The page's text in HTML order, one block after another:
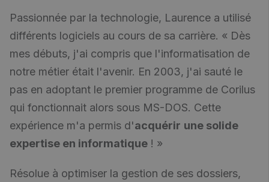
Passionnée par la technologie, Laurence a utilisé
différents logiciels au cours de sa carrière. « Dès
mes débuts, j'ai compris que l'informatisation de
notre métier était l'avenir. En 2003, j'ai sauté le
pas en adoptant le premier programme de Corilus
qui fonctionnait alors sous MS-DOS. Cette
expérience m'a permis d'acquérir une solide
expertise en informatique ! »
Résolue à optimiser la gestion de ses dossiers,